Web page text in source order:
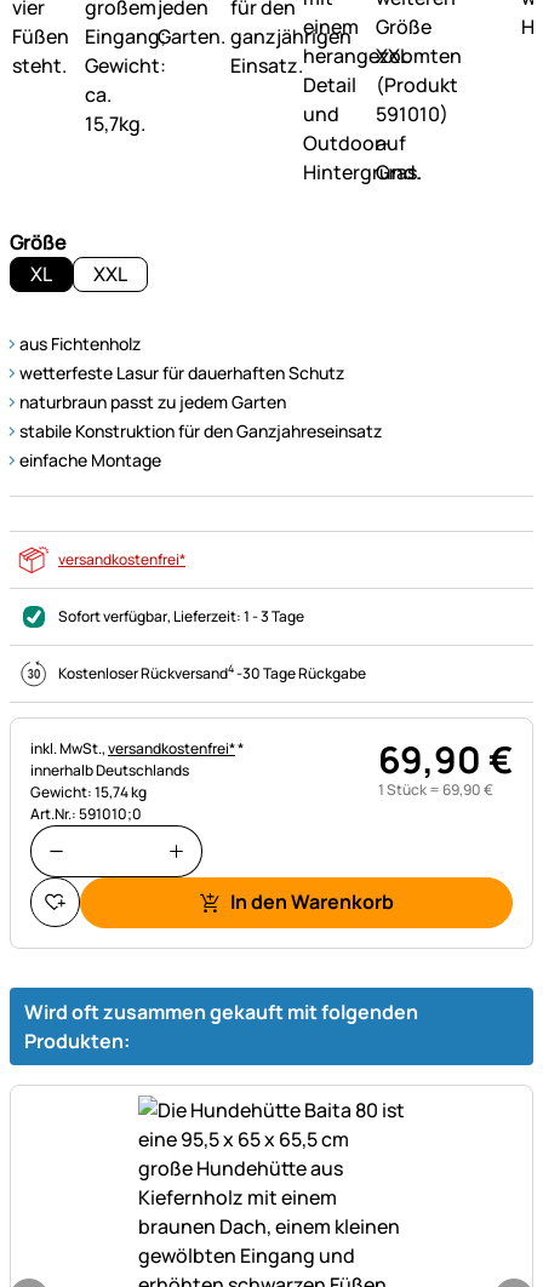
Größe
XL
XXL
aus Fichtenholz
wetterfeste Lasur für dauerhaften Schutz
naturbraun passt zu jedem Garten
stabile Konstruktion für den Ganzjahreseinsatz
einfache Montage
versandkostenfrei*
Sofort verfügbar, Lieferzeit:1 - 3 Tage
Kostenloser Rückversand4-30 Tage Rückgabe
Steuerhinweis:
inkl. MwSt.,versandkostenfrei**
innerhalb Deutschlands
Gewicht: 15,74 kg
Art.Nr.: 591010;0
69,90€
1 Stück = 69,90€
In den Warenkorb
Wird oft zusammen gekauft mit folgenden
Produkten: